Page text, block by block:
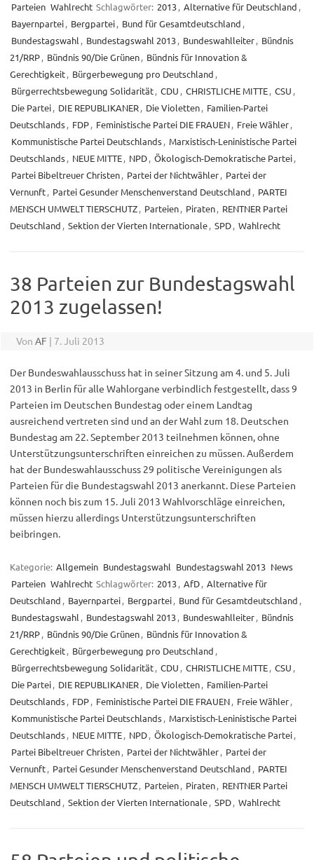
Parteien Wahlrecht Schlagwörter: 2013, Alternative für Deutschland ,
Bayernpartei, Bergpartei, Bund für Gesamtdeutschland ,
Bundestagswahl , Bundestagswahl 2013, Bundeswahlleiter, Bündnis
21/RRP, Bündnis 90/Die Grünen, Bündnis für Innovation &
Gerechtigkeit, Bürgerbewegung pro Deutschland ,
Bürgerrechtsbewegung Solidarität, CDU , CHRISTLICHE MITTE, CSU ,
Die Partei, DIE REPUBLIKANER, Die Violetten, Familien-Partei
Deutschlands, FDP, Feministische Partei DIE FRAUEN, Freie Wähler,
Kommunistische Partei Deutschlands, Marxistisch-Leninistische Partei
Deutschlands, NEUE MITTE, NPD, Ökologisch-Demokratische Partei,
Partei Bibeltreuer Christen, Partei der Nichtwähler, Partei der
Vernunft, Partei Gesunder Menschenverstand Deutschland , PARTEI
MENSCH UMWELT TIERSCHUTZ, Parteien, Piraten, RENTNER Partei
Deutschland , Sektion der Vierten Internationale, SPD, Wahlrecht
38 Parteien zur Bundestagswahl
2013 zugelassen!
Von AF | 7. Juli 2013
Der Bundeswahlausschuss hat in seiner Sitzung am 4. und 5. Juli
2013 in Berlin für alle Wahlorgane verbindlich festgestellt, dass 9
Parteien im Deutschen Bundestag oder einem Landtag
ausreichend vertreten sind und an der Wahl zum 18. Deutschen
Bundestag am 22. September 2013 teilnehmen können, ohne
Unterstützungsunterschriften einreichen zu müssen. Außerdem
hat der Bundeswahlausschuss 29 politische Vereinigungen als
Parteien für die Bundestagswahl 2013 anerkannt. Diese Parteien
können noch bis zum 15. Juli 2013 Wahlvorschläge einreichen,
müssen hierzu allerdings Unterstützungsunterschriften
beibringen.
Kategorie: Allgemein Bundestagswahl Bundestagswahl 2013 News
Parteien Wahlrecht Schlagwörter: 2013, AfD, Alternative für
Deutschland , Bayernpartei, Bergpartei, Bund für Gesamtdeutschland ,
Bundestagswahl , Bundestagswahl 2013, Bundeswahlleiter, Bündnis
21/RRP, Bündnis 90/Die Grünen, Bündnis für Innovation &
Gerechtigkeit, Bürgerbewegung pro Deutschland ,
Bürgerrechtsbewegung Solidarität, CDU , CHRISTLICHE MITTE, CSU ,
Die Partei, DIE REPUBLIKANER, Die Violetten, Familien-Partei
Deutschlands, FDP, Feministische Partei DIE FRAUEN, Freie Wähler,
Kommunistische Partei Deutschlands, Marxistisch-Leninistische Partei
Deutschlands, NEUE MITTE, NPD, Ökologisch-Demokratische Partei,
Partei Bibeltreuer Christen, Partei der Nichtwähler, Partei der
Vernunft, Partei Gesunder Menschenverstand Deutschland , PARTEI
MENSCH UMWELT TIERSCHUTZ, Parteien, Piraten, RENTNER Partei
Deutschland , Sektion der Vierten Internationale, SPD, Wahlrecht